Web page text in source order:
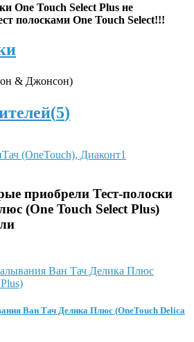
One Touch Select Plus не
полосками One Touch Select!!!
& Джонсон)
5)
(OneTouch), Диаконт1
приобрели Тест-полоски
(One Touch Select Plus)
Ван Тач Делика Плюс (OneTouch Delica